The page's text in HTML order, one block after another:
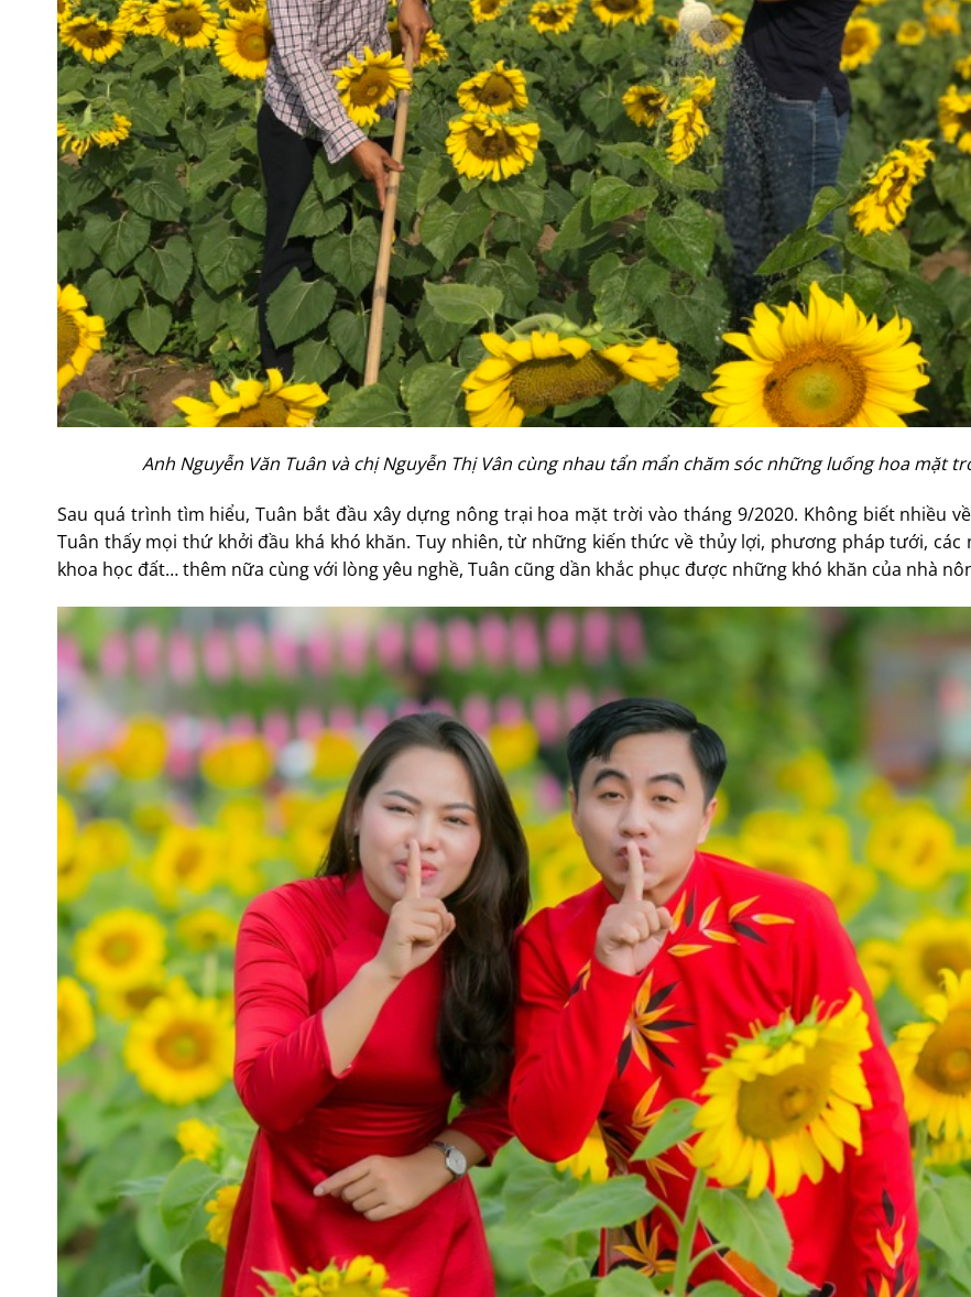
Anh Nguyễn Văn Tuân và chị Nguyễn Thị Vân cùng nhau tẩn mẩn chăm sóc những luống hoa mặt
Sau quá trình tìm hiểu, Tuân bắt đầu xây dựng nông trại hoa mặt trời vào tháng 9/2020. Không biết nhiều
Tuân thấy mọi thứ khởi đầu khá khó khăn. Tuy nhiên, từ những kiến thức về thủy lợi, phương pháp tưới, các
khoa học đất… thêm nữa cùng với lòng yêu nghề, Tuân cũng dần khắc phục được những khó khăn của nhà